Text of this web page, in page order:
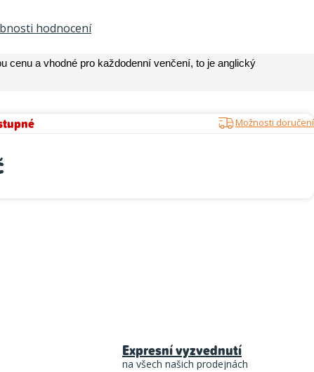
hodnocení
cenu a vhodné pro každodenní venčení, to je anglický
Možnosti doručení
Expresní vyzvednutí
na všech našich prodejnách